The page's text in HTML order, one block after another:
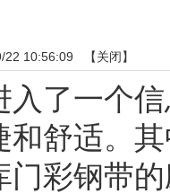
22 10:56:09 【关闭】
入了一个
和舒适。
门彩钢带